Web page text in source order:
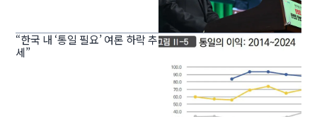
“한국 내 ‘통일 필요’ 여론 하락 추
세”